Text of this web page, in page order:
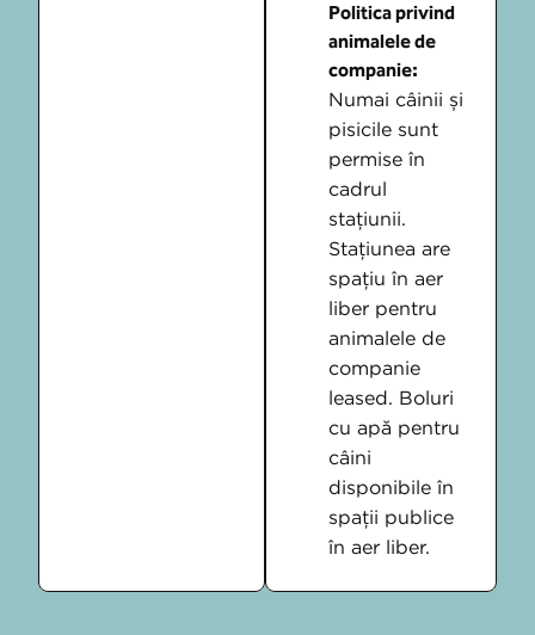
Politica privind
animalele de
companie:
Numai câinii și
pisicile sunt
permise în
cadrul
stațiunii.
Stațiunea are
spațiu în aer
liber pentru
animalele de
companie
leased. Boluri
cu apă pentru
câini
disponibile în
spații publice
în aer liber.